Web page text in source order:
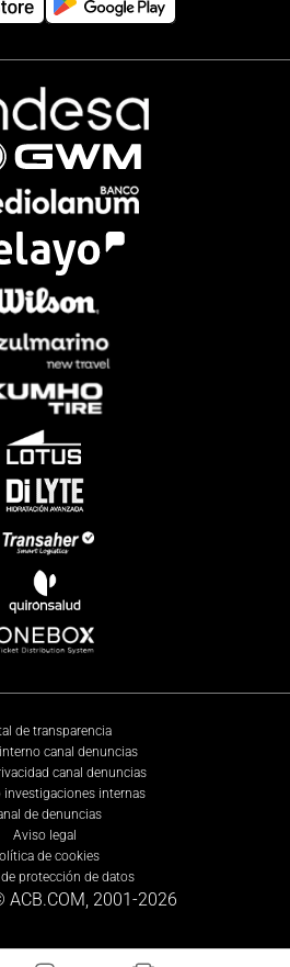
de transparencia
canal denuncias
canal denuncias
investigaciones internas
de denuncias
Aviso legal
de cookies
protección de datos
ACB.COM, 2001-2026